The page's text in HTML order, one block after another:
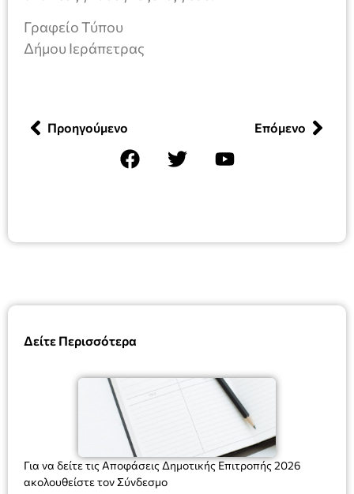
Δείτε Περισσότερα
Για να δείτε τις Αποφάσεις Δημοτικής Επιτροπής 2026
ακολουθείστε τον Σύνδεσμο
Γραφείο Τύπου
Δήμου Ιεράπετρας
Προηγούμενο Επόμενο